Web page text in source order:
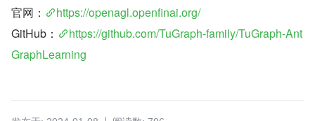
官网：
https://openagl.openfinai.org/
GitHub：
https://github.com/TuGraph-family/TuGraph-Ant
GraphLearning